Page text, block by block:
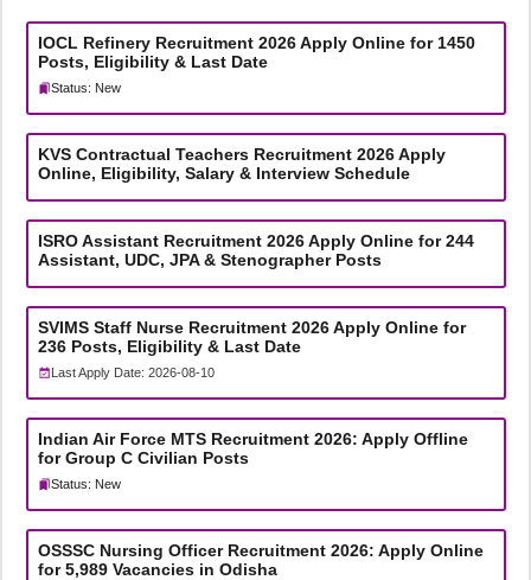
IOCL Refinery Recruitment 2026 Apply Online for 1450
Posts, Eligibility & Last Date
Status: New
KVS Contractual Teachers Recruitment 2026 Apply
Online, Eligibility, Salary & Interview Schedule
ISRO Assistant Recruitment 2026 Apply Online for 244
Assistant, UDC, JPA & Stenographer Posts
SVIMS Staff Nurse Recruitment 2026 Apply Online for
236 Posts, Eligibility & Last Date
Last Apply Date: 2026-08-10
Indian Air Force MTS Recruitment 2026: Apply Offline
for Group C Civilian Posts
Status: New
OSSSC Nursing Officer Recruitment 2026: Apply Online
for 5,989 Vacancies in Odisha